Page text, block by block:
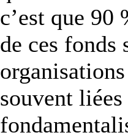
c’est que 90
de ces fonds
souvent